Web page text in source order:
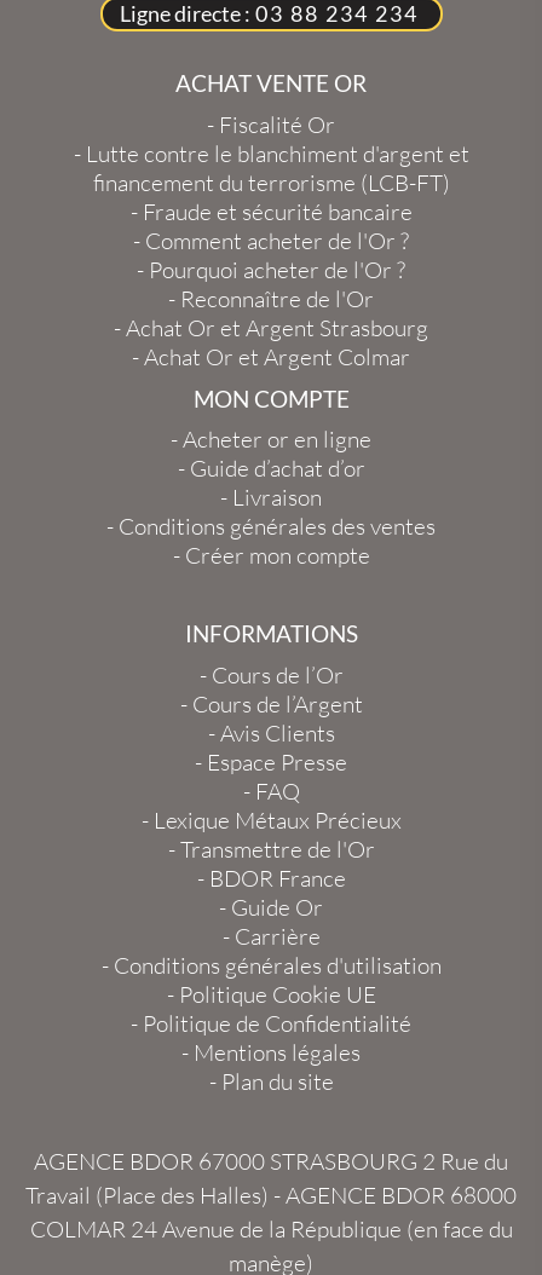
Ligne directe : 03 88 234 234
ACHAT VENTE OR
- Fiscalité Or
- Lutte contre le blanchiment d'argent et
financement du terrorisme (LCB-FT)
- Fraude et sécurité bancaire
- Comment acheter de l'Or ?
- Pourquoi acheter de l'Or ?
- Reconnaître de l'Or
-Achat Or et Argent Strasbourg
-Achat Or et Argent Colmar
MON COMPTE
-Acheter or en ligne
- Guide d’achat d’or
- Livraison
- Conditions générales des ventes
- Créer mon compte
INFORMATIONS
- Cours de l’Or
- Cours de l’Argent
-Avis Clients
- Espace Presse
- FAQ
- Lexique Métaux Précieux
-Transmettre de l'Or
- BDOR France
- Guide Or
- Carrière
- Conditions générales d'utilisation
- Politique Cookie UE
- Politique de Confidentialité
- Mentions légales
- Plan du site
AGENCE BDOR 67000 STRASBOURG 2 Rue du
Travail (Place des Halles) -AGENCE BDOR 68000
COLMAR 24 Avenue de la République (en face du
manège)